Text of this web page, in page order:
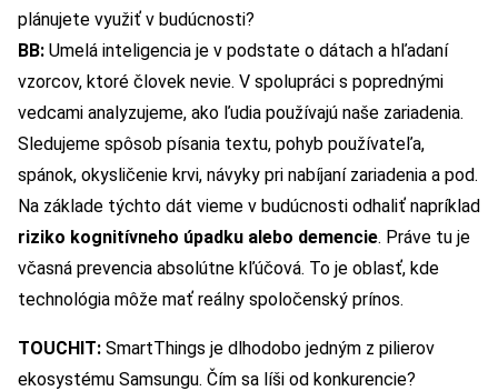
plánujete využiť v budúcnosti?
BB: Umelá inteligencia je v podstate o dátach a hľadaní
vzorcov, ktoré človek nevie. V spolupráci s poprednými
vedcami analyzujeme, ako ľudia používajú naše zariadenia.
Sledujeme spôsob písania textu, pohyb používateľa,
spánok, okysličenie krvi, návyky pri nabíjaní zariadenia a pod.
Na základe týchto dát vieme v budúcnosti odhaliť napríklad
riziko kognitívneho úpadku alebo demencie. Práve tu je
včasná prevencia absolútne kľúčová. To je oblasť, kde
technológia môže mať reálny spoločenský prínos.
TOUCHIT: SmartThings je dlhodobo jedným z pilierov
ekosystému Samsungu. Čím sa líši od konkurencie?